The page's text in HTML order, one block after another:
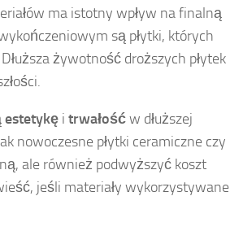
ma istotny wpływ na finalną
są płytki, których
żywotność droższych płytek
estetykę i trwałośćw dłuższej
nowoczesne płytki ceramiczne czy
ale również podwyższyć koszt
jeśli materiały wykorzystywane